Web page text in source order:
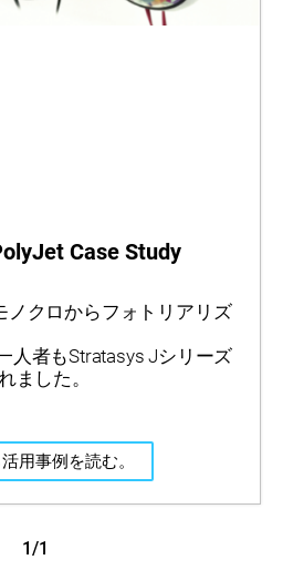
Case Study
ノクロからフォトリアリズ
人者もStratasys Jシリーズ
ました。
用事例を読む。
1/1